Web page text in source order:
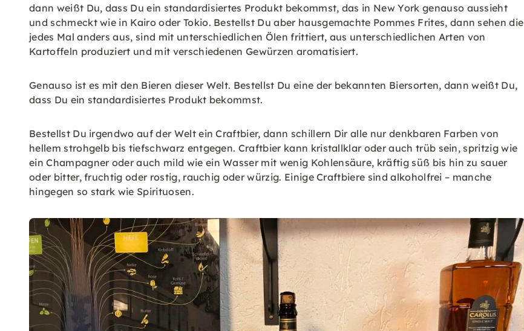
dann weißt Du, dass Du ein standardisiertes Produkt bekommst, das in New York genauso aussieht
und schmeckt wie in Kairo oder Tokio. Bestellst Du aber hausgemachte Pommes Frites, dann sehen die
jedes Mal anders aus, sind mit unterschiedlichen Ölen frittiert, aus unterschiedlichen Arten von
Kartoffeln produziert und mit verschiedenen Gewürzen aromatisiert.
Genauso ist es mit den Bieren dieser Welt. Bestellst Du eine der bekannten Biersorten, dann weißt Du,
dass Du ein standardisiertes Produkt bekommst.
Bestellst Du irgendwo auf der Welt ein Craftbier, dann schillern Dir alle nur denkbaren Farben von
hellem strohgelb bis tiefschwarz entgegen. Craftbier kann kristallklar oder auch trüb sein, spritzig wie
ein Champagner oder auch mild wie ein Wasser mit wenig Kohlensäure, kräftig süß bis hin zu sauer
oder bitter, fruchtig oder rostig, rauchig oder würzig. Einige Craftbiere sind alkoholfrei – manche
hingegen so stark wie Spirituosen.